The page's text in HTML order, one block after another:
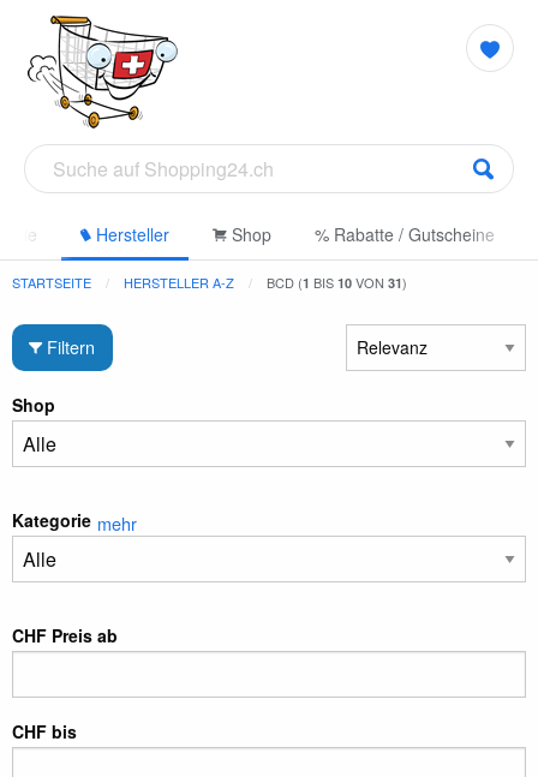
Hersteller Shop % Rabatte / Gutscheine
STARTSEITE HERSTELLER A-Z BCD (1 BIS 10 VON 31)
Filtern
Shop
Kategorie mehr
CHF Preis ab
CHF bis